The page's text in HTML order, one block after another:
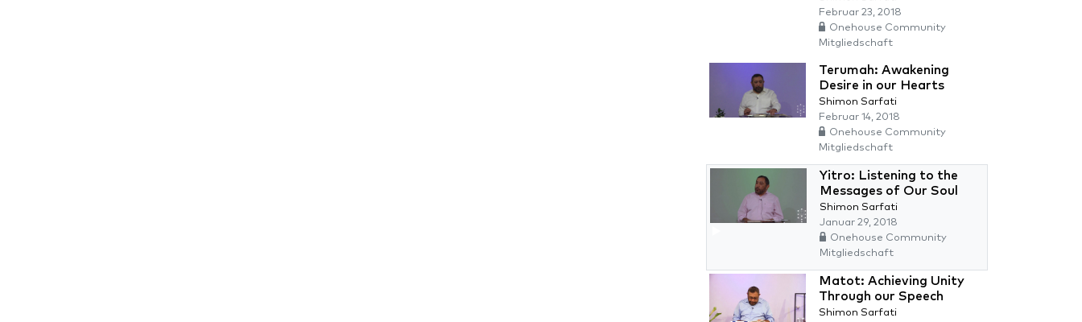
Februar 23, 2018
Onehouse Community
Mitgliedschaft
Terumah: Awakening
Desire in our Hearts
Shimon Sarfati
Februar 14, 2018
Onehouse Community
Mitgliedschaft
Yitro: Listening to the
Messages of Our Soul
Shimon Sarfati
Januar 29, 2018
Onehouse Community
Mitgliedschaft
Matot: Achieving Unity
Through our Speech
Shimon Sarfati